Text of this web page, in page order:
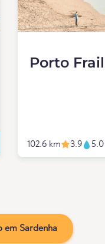
Porto
102.6 km 3.9 5.0
em Sardenha